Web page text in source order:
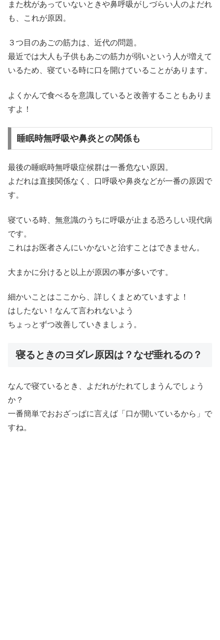
また枕があっていないときや鼻呼吸がしづらい人のよだれ
も、これが原因。
３つ目のあごの筋力は、近代の問題。
最近では大人も子供もあごの筋力が弱いという人が増えて
いるため、寝ている時に口を開けていることがあります。
よくかんで食べるを意識していると改善することもありま
すよ！
睡眠時無呼吸や鼻炎との関係も
最後の睡眠時無呼吸症候群は一番危ない原因。
よだれは直接関係なく、口呼吸や鼻炎などが一番の原因で
す。
寝ている時、無意識のうちに呼吸が止まる恐ろしい現代病
です。
これはお医者さんにいかないと治すことはできません。
大まかに分けると以上が原因の事が多いです。
細かいことはここから、詳しくまとめていますよ！
はしたない！なんて言われないよう
ちょっとずつ改善していきましょう。
寝るときのヨダレ原因は？なぜ垂れるの？
なんで寝ているとき、よだれがたれてしまうんでしょう
か？
一番簡単でおおざっぱに言えば「口が開いているから」で
すね。